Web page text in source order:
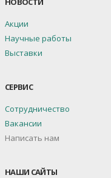
Акции
Научные работы
Выставки
СЕРВИС
Сотрудничество
Вакансии
Написать нам
НАШИ САЙТЫ